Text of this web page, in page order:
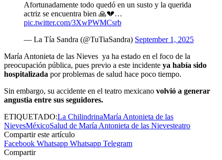
Afortunadamente todo quedó en un susto y la querida
actriz se encuentra bien 🙏💔…
pic.twitter.com/3XwPWMCsrb
— La Tía Sandra (@TuTiaSandra) September 1, 2025
María Antonieta de las Nieves ya ha estado en el foco de la
preocupación pública, pues previo a este incidente ya había sido
hospitalizada por problemas de salud hace poco tiempo.
Sin embargo, su accidente en el teatro mexicano volvió a generar
angustia entre sus seguidores.
ETIQUETADO:La ChilindrinaMaría Antonieta de las
NievesMéxicoSalud de María Antonieta de las Nievesteatro
Compartir este artículo
Facebook Whatsapp Whatsapp Telegram
Compartir